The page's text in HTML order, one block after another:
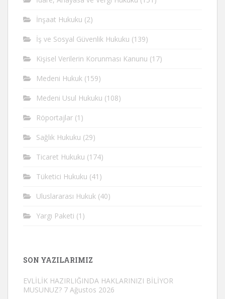
İnşaat Hukuku (2)
İş ve Sosyal Güvenlik Hukuku (139)
Kişisel Verilerin Korunması Kanunu (17)
Medeni Hukuk (159)
Medeni Usul Hukuku (108)
Röportajlar (1)
Sağlık Hukuku (29)
Ticaret Hukuku (174)
Tüketici Hukuku (41)
Uluslararası Hukuk (40)
Yargı Paketi (1)
SON YAZILARIMIZ
EVLİLİK HAZIRLIĞINDA HAKLARINIZI BİLİYOR
MUSUNUZ? 7 Ağustos 2026